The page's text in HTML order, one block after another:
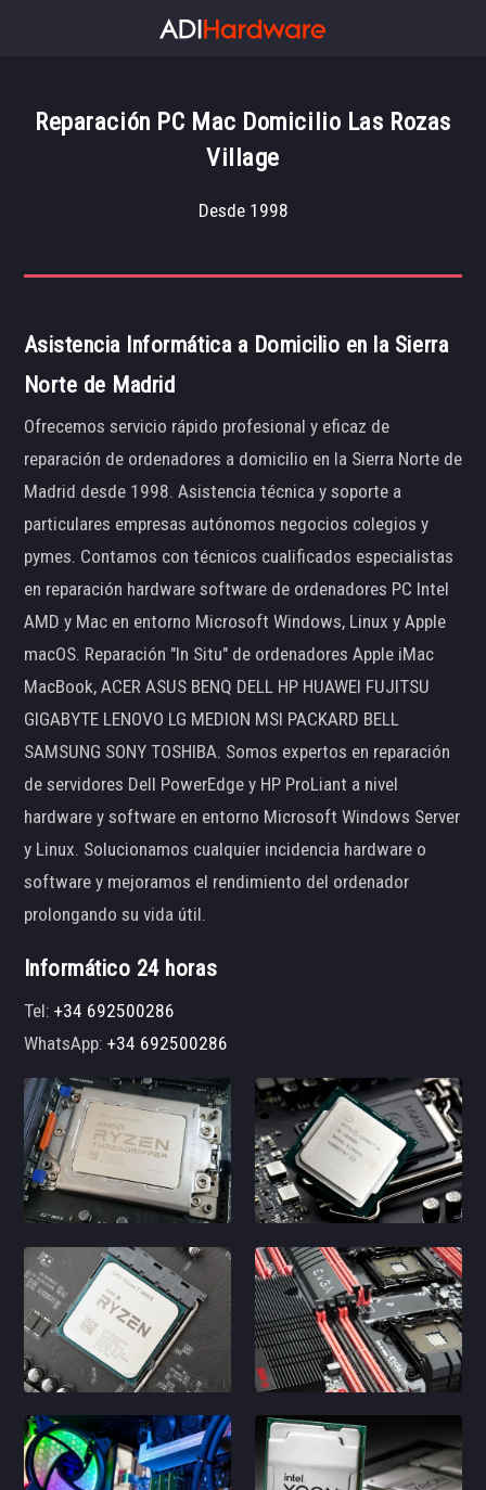
Reparación PC Mac Domicilio Las Rozas
Village
Desde 1998
Asistencia Informática a Domicilio en la Sierra
Norte de Madrid
Ofrecemos servicio rápido profesional y eficaz de
reparación de ordenadores a domicilio en la Sierra Norte de
Madrid desde 1998. Asistencia técnica y soporte a
particulares empresas autónomos negocios colegios y
pymes. Contamos con técnicos cualificados especialistas
en reparación hardware software de ordenadores PC Intel
AMD y Mac en entorno Microsoft Windows, Linux y Apple
macOS. Reparación "In Situ" de ordenadores Apple iMac
MacBook, ACER ASUS BENQ DELL HP HUAWEI FUJITSU
GIGABYTE LENOVO LG MEDION MSI PACKARD BELL
SAMSUNG SONY TOSHIBA. Somos expertos en reparación
de servidores Dell PowerEdge y HP ProLiant a nivel
hardware y software en entorno Microsoft Windows Server
y Linux. Solucionamos cualquier incidencia hardware o
software y mejoramos el rendimiento del ordenador
prolongando su vida útil.
Informático 24 horas
Tel:+34 692500286
WhatsApp:+34 692500286